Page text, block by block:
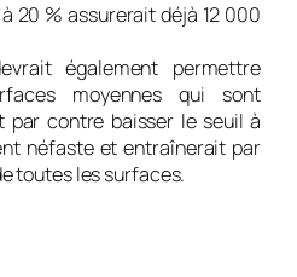
20 % assurerait déjà 12 000
également permettre
moyennes qui sont
par contre baisser le seuil à
néfaste et entraînerait par
toutes les surfaces.